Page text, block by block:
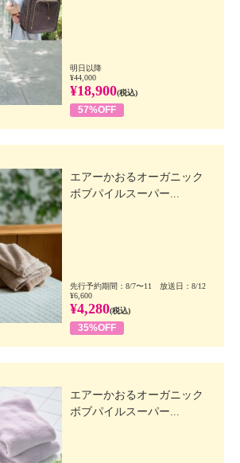
明日以降
¥44,000
¥18,900(税込)
57%OFF
エアーかおるオーガニック
ボブパイルスーパー...
先行予約期間：8/7〜11 放送日：8/12
¥6,600
¥4,280(税込)
35%OFF
エアーかおるオーガニック
ボブパイルスーパー...